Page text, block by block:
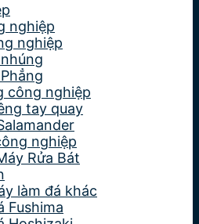
nghiệp
nghiệp
công nghiệp
tay quay
nghiệp
Rửa Bát
làm đá khác
Fushima